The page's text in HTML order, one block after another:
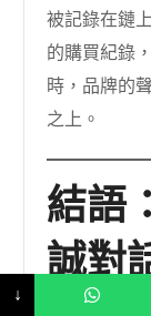
被記錄在鏈
的購買紀錄
時，品牌的
之上。
結語
誠對
↓